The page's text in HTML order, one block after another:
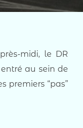
midi, le DR
entré au sein de
premiers “pas”